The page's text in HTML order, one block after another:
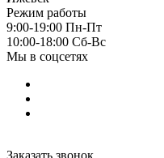
Режим работы
9:00-19:00 Пн-Пт
10:00-18:00 Cб-Вс
Мы в соцсетях
Заказать звонок